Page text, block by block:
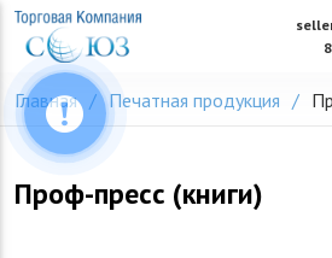
Skip
content
Главная Печатная продукция
Проф-пресс (книги)